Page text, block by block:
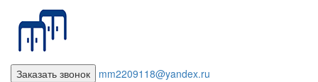
Заказать звонок
mm2209118@yandex.ru